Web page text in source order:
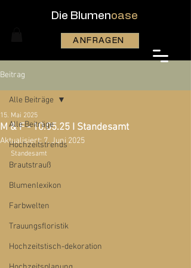
Die Blumenoase
ANFRAGEN
Beitrag
Alle Beiträge
Hochzeitstrends
Brautstrauß
Blumenlexikon
Farbwelten
Trauungsfloristik
Hochzeitstisch-dekoration
Alle Beiträge
M & F - 10.05.25 I Standesamt
15. Mai 2025
Aktualisiert:7. Juni 2025
Standesamt